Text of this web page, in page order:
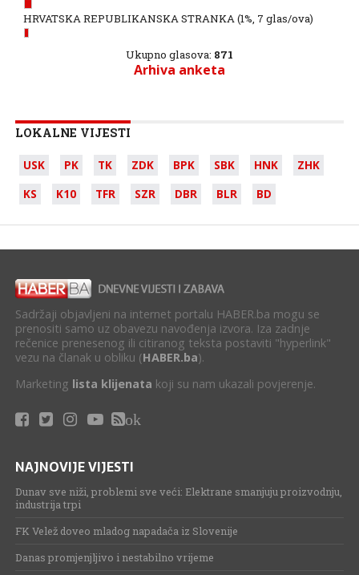
HRVATSKA REPUBLIKANSKA STRANKA(1%, 7 glas/ova)
Ukupno glasova: 871
Arhiva anketa
LOKALNE VIJESTI
USK PK TK ZDK BPK SBK HNK
ZHK
KS
K10 TFR SZR DBR BLR BD
Sadržaji objavljeni na internet portalu HABER.ba mogu se
prenositi samo uz obavezu navođenja izvora. Iza zadnje
rečenice prenesenog ili citiranog teksta postaviti "hyperlink"
vezu na članak u obliku (HABER.ba).
Marketing lista klijenata koji su nam ukazali povjerenje.
ok
NAJNOVIJE VIJESTI
Dunav sve niži, problemi sve veći: Elektrane smanjuju proizvodnju,
industrija trpi
FK Velež doveo mladog napadača iz Slovenije
Danas promjenjljivo i nestabilno vrijeme